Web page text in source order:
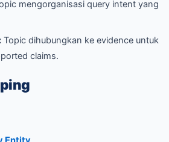
mengorganisasi query intent yang
Topic dihubungkan ke evidence untuk
claims.